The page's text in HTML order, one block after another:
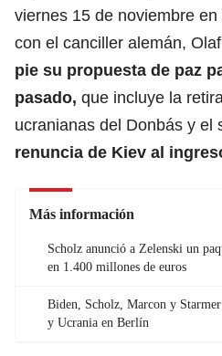
viernes 15 de noviembre
con el canciller alemán,
pie su propuesta de paz
pasado, que incluye la
ucranianas del Donbás y el
renuncia de Kiev al
Más información
Scholz anunció a Zelenski un
en 1.400 millones de euros
Biden, Scholz, Marcon y
y Ucrania en Berlín